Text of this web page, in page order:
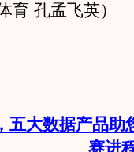
育 孔孟飞英）
五大数据产品助
赛进